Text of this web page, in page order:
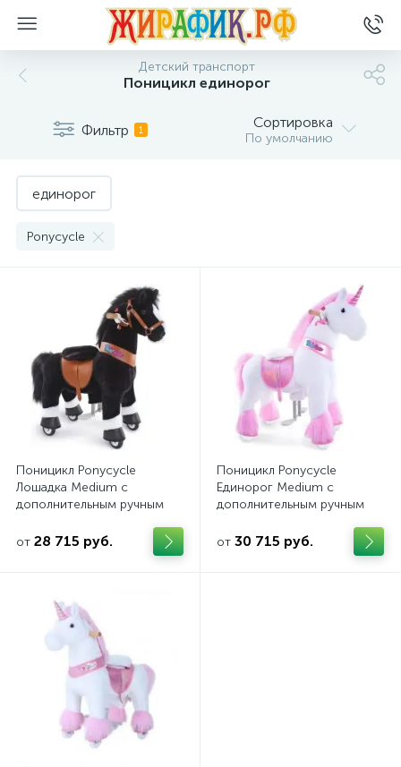
Детский транспорт
Поницикл единорог
Фильтр 1 Сортировка
По умолчанию
единорог
Ponycycle
Поницикл Ponycycle
Лошадка Medium с
дополнительным ручным
от 28 715 руб.
Поницикл Ponycycle
Единорог Medium с
дополнительным ручным
от 30 715 руб.